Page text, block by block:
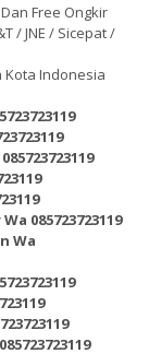
Free Ongkir
/ JNE / Sicepat /
Kota Indonesia
085723723119
Wa